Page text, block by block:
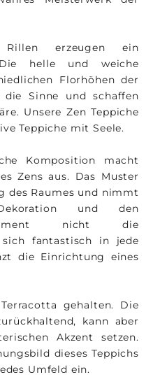
erzeugen ein
Die helle und weiche
Florhöhen der
Sinne und schaffen
Unsere Zen Teppiche
Teppiche mit Seele.
Komposition macht
Zens aus. Das Muster
des Raumes und nimmt
und den
nicht die
fantastisch in jede
die Einrichtung eines
gehalten. Die
kann aber
Akzent setzen.
dieses Teppichs
Umfeld ein.